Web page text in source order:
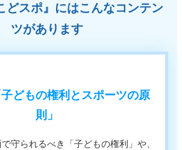
どスポ』にはこんなコンテン
ツがあります
どもの権利とスポーツの原
則」
守られるべき「子どもの権利」や、